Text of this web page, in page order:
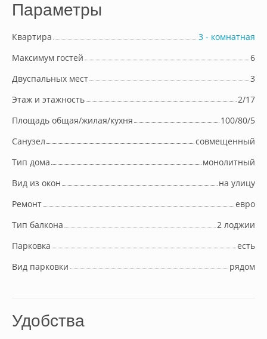
Параметры
Квартира
3 - комнатная
Максимум гостей
6
Двуспальных мест
3
Этаж и этажность
2/17
Площадь общая/жилая/кухня
100/80/5
Cанузел
совмещенный
Тип дома
монолитный
Вид из окон
на улицу
Ремонт
евро
Тип балкона
2 лоджии
Парковка
есть
Вид парковки
рядом
Удобства